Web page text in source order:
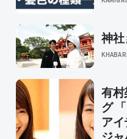
神社
有村
グ
ア